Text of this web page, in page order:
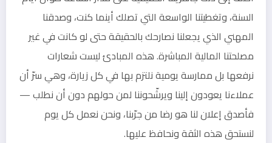
السنة، وتغطيتنا الواسعة التي تصلك أينما كنت، وصدقنا
المهني الذي يجعلنا نصارحك بالحقيقة حتى لو كانت في غير
مصلحتنا المالية المباشرة. هذه المبادئ ليست شعارات
نرفعها بل ممارسة يومية نلتزم بها في كل زيارة، وهي سرّ أن
عملاءنا يعودون إلينا ويرشّحوننا لمن حولهم دون أن نطلب —
فأصدق إعلان لنا هو رضا من جرّبنا، ونحن نعمل كل يوم
لنستحق هذه الثقة ونحافظ عليها.